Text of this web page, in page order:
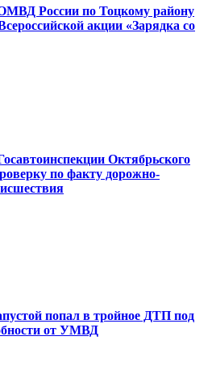
России по Тоцкому району
акции «Зарядка со
Октябрьского
по факту дорожно-
попал в тройное ДТП под
от УМВД